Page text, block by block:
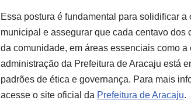
Essa postura é fundamental para solidificar
municipal e assegurar que cada centavo
da comunidade, em áreas essenciais como
administração da Prefeitura de Aracaju está
padrões de ética e governança. Para mais
acesse o site oficial da Prefeitura de Aracaju.